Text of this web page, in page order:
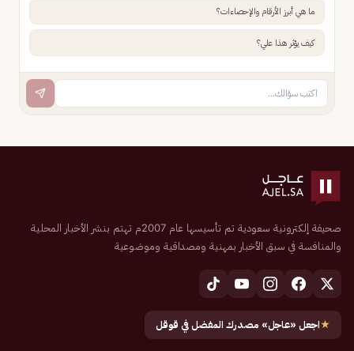
ما هي أبرز الأرقام والإحصاءات؟
كيف يؤثر هذا علي؟
صحيفة إلكترونية سعودية تم تأسيسها عام 2007م تهتم بنشر الأخبار المحلية
والمنافسة في سبق الأخبار بمهنية ومصداقية وموضوعية
★اجعل «عاجل» مصدرك المفضل في قوقل